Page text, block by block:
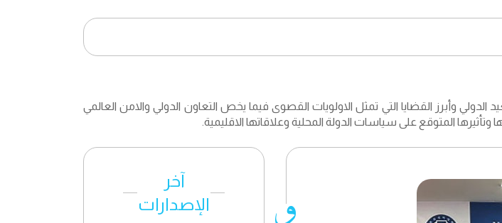
وأبرز القضايا التي تمثل الاولويات القصوى فيما يخص التعاون الدولي والامن العالمي
وتأثيرها المتوقع على سياسات الدولة المحلية وعلاقاتها الاقليمية.
آخر
الإصدارات